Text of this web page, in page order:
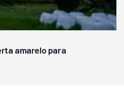
amarelo para